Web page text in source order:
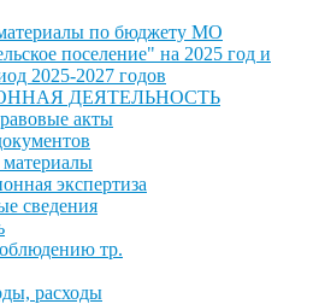
по бюджету МО
поселение" на 2025 год и
2025-2027 годов
ДЕЯТЕЛЬНОСТЬ
акты
экспертиза
сведения
тр.
расходы